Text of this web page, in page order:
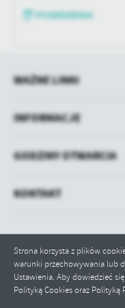
Strona korzysta z plików
warunki przechowywania lub
Ustawienia. Aby dowiedzieć
Polityką Cookies oraz Polityką
WAŻNE LINKI
INFORMACJE
GODZINY OTWARCIA
KONTAKT